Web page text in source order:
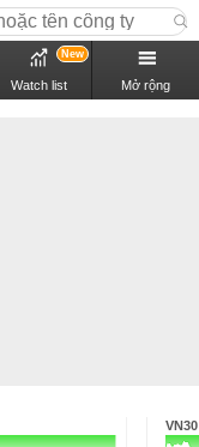
Watch list
New
Mở rộng
VN30